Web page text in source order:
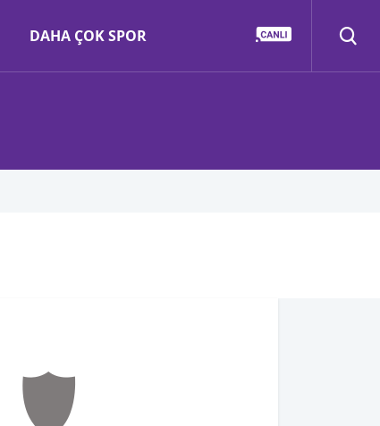
DAHA ÇOK SPOR